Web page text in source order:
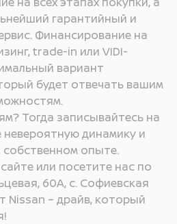
гарантийный и
Финансирование на
trade-in или VIDI-
вариант
будет отвечать вашим
Тогда записывайтесь на
динамику и
собственном опыте.
или посетите нас по
60А, с. Софиевская
Nissan – драйв, который